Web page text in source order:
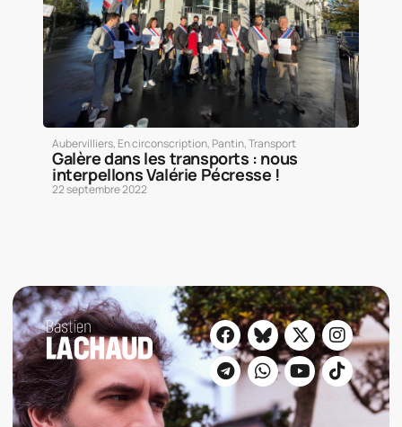
Aubervilliers, En circonscription, Pantin,Transport
Galère dans les transports : nous
interpellons Valérie Pécresse !
22 septembre 2022